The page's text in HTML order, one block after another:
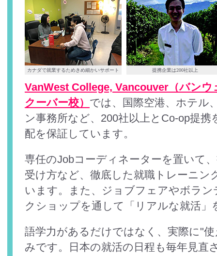
カナダで就業するためきめ細かいサポート 提携企業は200社以上
VanWest College, Vancouver（バン
クーバー校） では、国際空港、ホテル
ン事務所など、200社以上とCo-op提
配を保証しています。
専任のJobコーディネーターを置いて
受け方など、徹底した就職トレーニン
います。また、ジョブフェアやボラ
クショップを通して「リアルな就活」
語学力があるだけではなく、実際に"
みです。日本の就活の日程も毎年見直